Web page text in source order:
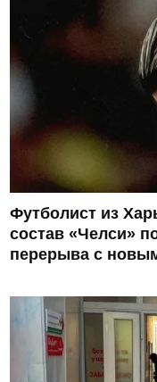
Футболист из
состав «Челси»
перерыва с